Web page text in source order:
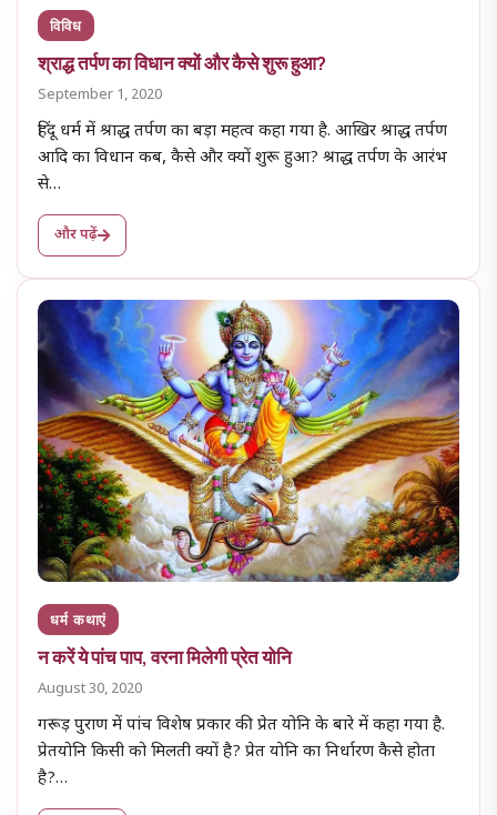
विविध
श्राद्ध तर्पण का विधान क्यों और कैसे शुरू हुआ?
September 1, 2020
हिंदू धर्म में श्राद्ध तर्पण का बड़ा महत्व कहा गया है. आखिर श्राद्ध तर्पण
आदि का विधान कब, कैसे और क्यों शुरू हुआ? श्राद्ध तर्पण के आरंभ
से…
और पढ़ें
धर्म कथाएं
न करें ये पांच पाप, वरना मिलेगी प्रेत योनि
August 30, 2020
गरूड़ पुराण में पांच विशेष प्रकार की प्रेत योनि के बारे में कहा गया है.
प्रेतयोनि किसी को मिलती क्यों है? प्रेत योनि का निर्धारण कैसे होता
है?…